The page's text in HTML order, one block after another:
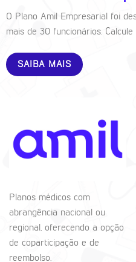
O Plano Amil Empresarial foi
mais de 30 funcionários.
SAIBA MAIS
Planos médicos com
abrangência nacional ou
regional, oferecendo a opção
de coparticipação e de
reembolso.